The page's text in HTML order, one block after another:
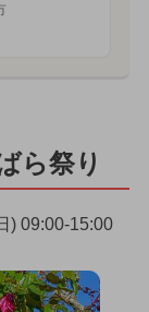
ら祭り
) 09:00-15:00